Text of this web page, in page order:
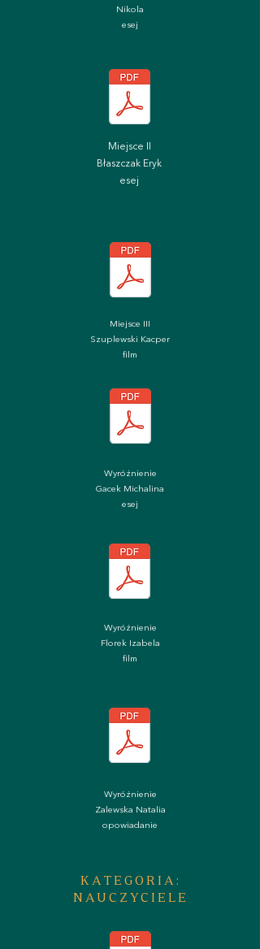
Nikola
esej
Miejsce II
Błaszczak Eryk
esej
Miejsce III
Szuplewski Kacper
film
Wyróżnienie
Gacek Michalina
esej
Wyróżnienie
Florek Izabela
film
Wyróżnienie
Zalewska Natalia
opowiadanie
KATEGORIA:
NAUCZYCIELE